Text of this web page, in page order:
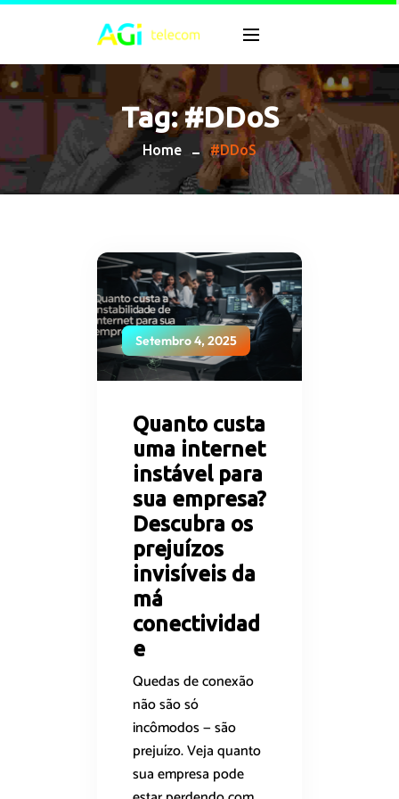
Tag:#DDoS
Home #DDoS
Setembro 4, 2025
Quanto custa
uma internet
instável para
sua empresa?
Descubra os
prejuízos
invisíveis da
má
conectividad
e
Quedas de conexão
não são só
incômodos — são
prejuízo. Veja quanto
sua empresa pode